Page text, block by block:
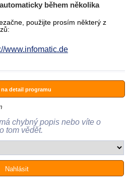
během několika
použijte prosím některý z
www.infomatic.de
na detail programu
chybný popis nebo víte o
tom vědět.